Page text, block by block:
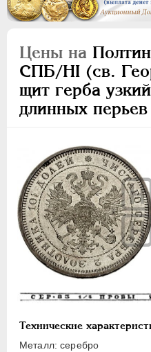
Цены на
СПБ/НI (св.
щит герба
длинных
Технические
Металл: серебро
ЕКАТЕРИНА I 1725-1727
АННА ИОАННОВНА
ИОАНН АНТОНОВИЧ
ЕЛИЗАВЕТА 1741-1762
ПЕТР III 1762-1762
1796-1801
АЛЕКСАНДР I 1801-1825
НИКОЛАЙ I 1826-1855
АЛЕКСАНДР II 1855-1881
Золото
Серебро
1 рубль
Полтина
20 копеек